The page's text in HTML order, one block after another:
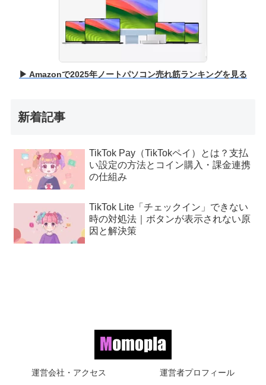
▶ Amazonで2025年ノートパソコン売れ筋ランキングを見る
新着記事
TikTok Pay（TikTokペイ）とは？支払
い設定の方法とコイン購入・課金連携
の仕組み
TikTok Lite「チェックイン」できない
時の対処法｜ボタンが表示されない原
因と解決策
運営会社・アクセス
運営者プロフィール